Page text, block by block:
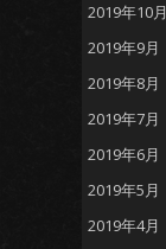
2019年10月
2019年9月
2019年8月
2019年7月
2019年6月
2019年5月
2019年4月